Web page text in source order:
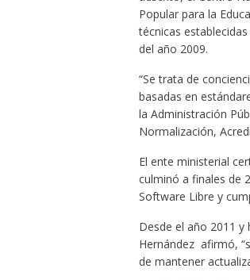
Popular para la
técnicas
del año 2009.
“Se trata de
basadas en
la Administración
Normalización,
El ente ministerial
culminó a finales de
Software Libre y
Desde el año 2011 y
Hernández afirmó,
de mantener